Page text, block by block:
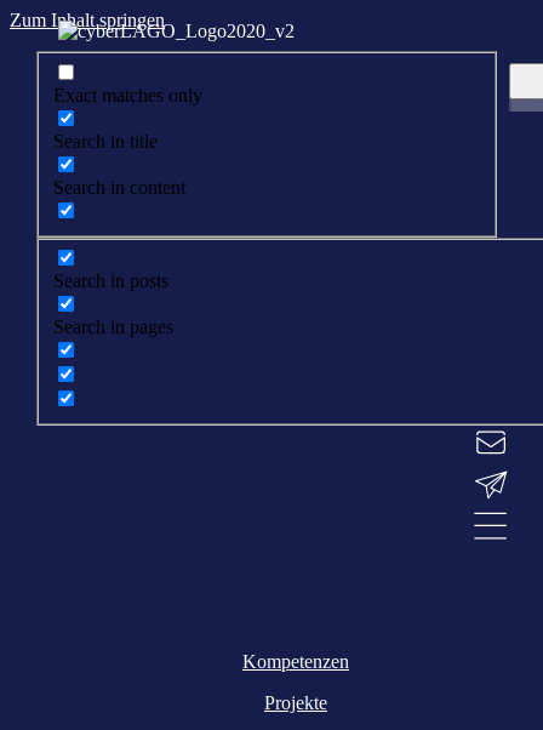
Zum Inhalt springen
Exact matches only
Search in title
Search in content
Search in posts
Search in pages
Kompetenzen
Projekte